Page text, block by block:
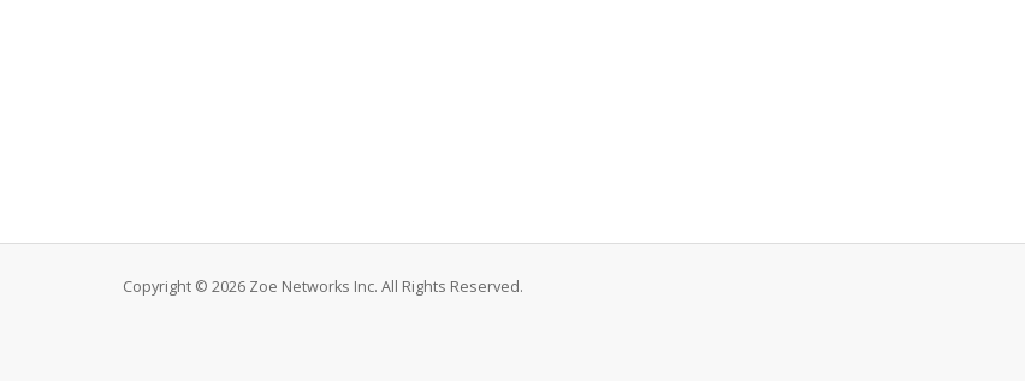
Copyright © 2026 Zoe Networks Inc. All Rights Reserved.